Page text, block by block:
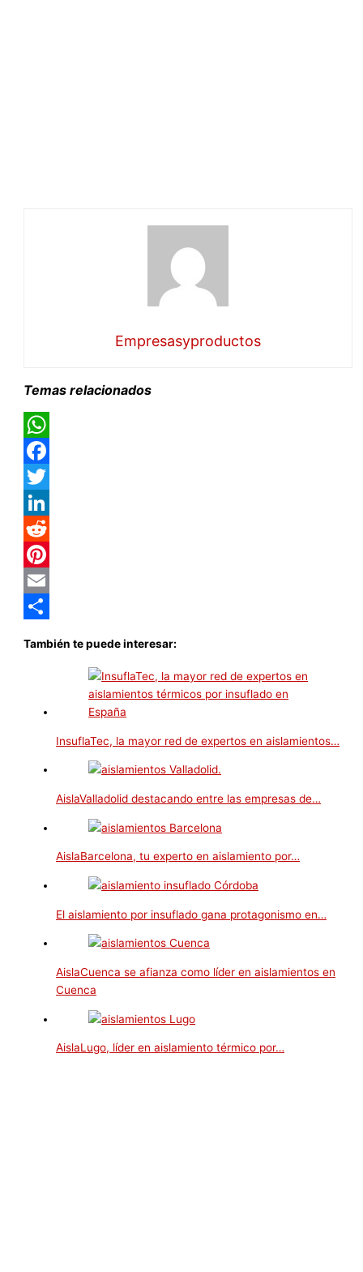
Empresasyproductos
Temas relacionados
WhatsApp
Facebook
Twitter
LinkedIn
Reddit
Pinterest
Email
También te puede interesar:
InsuflaTec, la mayor red de expertos en aislamientos…
AislaValladolid destacando entre las empresas de…
AislaBarcelona, tu experto en aislamiento por…
El aislamiento por insuflado gana protagonismo en…
AislaCuenca se afianza como líder en aislamientos en
Cuenca
AislaLugo, líder en aislamiento térmico por…